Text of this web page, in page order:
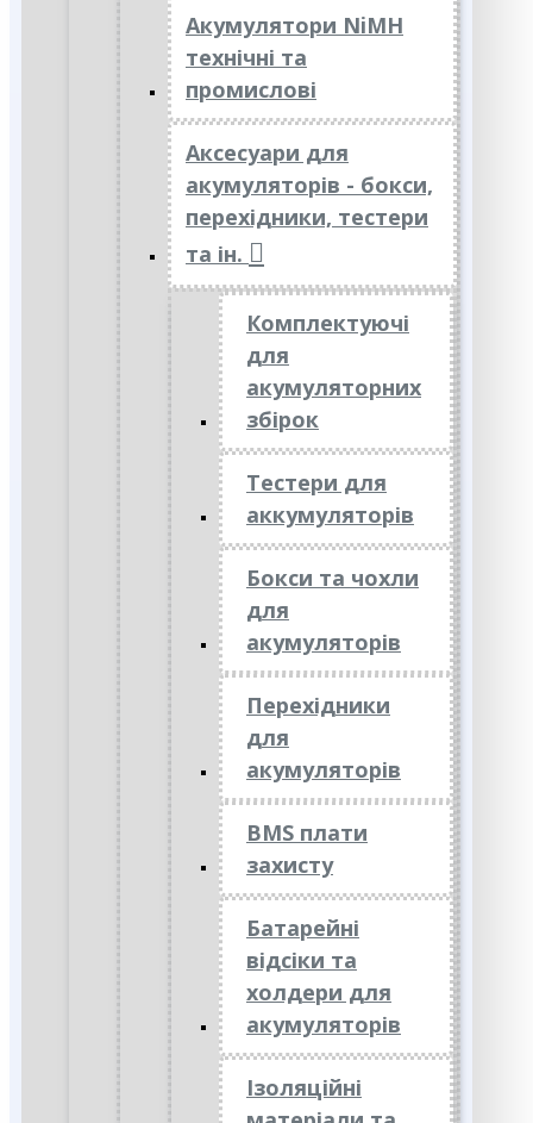
Акумулятори NiMH
технічні та
промислові
Аксесуари для
акумуляторів - бокси,
перехідники, тестери
та ін.
Комплектуючі
для
акумуляторних
збірок
Тестери для
аккумуляторів
Бокси та чохли
для
акумуляторів
Перехідники
для
акумуляторів
BMS плати
захисту
Батарейні
відсіки та
холдери для
акумуляторів
Ізоляційні